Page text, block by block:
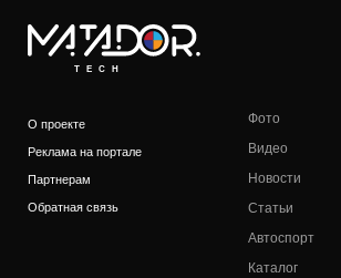
TECH
О проекте
Реклама на портале
Партнерам
Обратная связь
Фото
Видео
Новости
Статьи
Автоспорт
Каталог